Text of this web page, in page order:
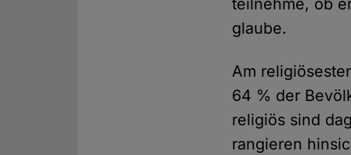
teilnehme, ob
glaube.
Am
64 % der
religiös sind
rangieren